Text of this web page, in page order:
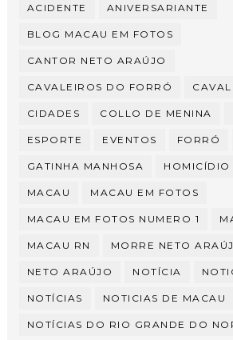
ACIDENTE ANIVERSARIANTE
BLOG MACAU EM FOTOS
CANTOR NETO ARAÚJO
CAVALEIROS DO FORRÓ
CIDADES COLLO DE MENINA
ESPORTE EVENTOS FORRÓ
GATINHA MANHOSA HOMICÍDIO
MACAU MACAU EM FOTOS
MACAU EM FOTOS NUMERO 1
MACAU RN MORRE NETO
NETO ARAÚJO NOTÍCIA
NOTÍCIAS NOTICIAS DE MACAU
NOTÍCIAS DO RIO GRANDE DO